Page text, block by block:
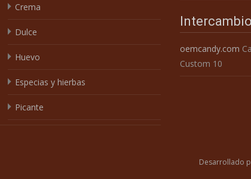
Crema
Dulce
Huevo
Especias y hierbas
Picante
oemcandy.com
Custom 10
Desarrollado